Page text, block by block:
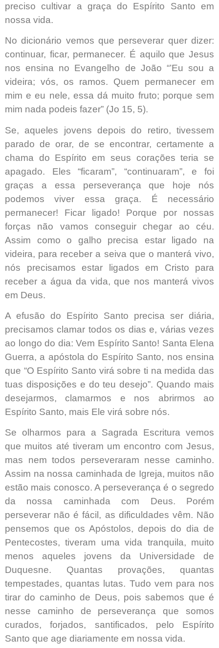
preciso cultivar a graça do Espírito Santo em
nossa vida.
No dicionário vemos que perseverar quer dizer:
continuar, ficar, permanecer. É aquilo que Jesus
nos ensina no Evangelho de João “’Eu sou a
videira; vós, os ramos. Quem permanecer em
mim e eu nele, essa dá muito fruto; porque sem
mim nada podeis fazer” (Jo 15, 5).
Se, aqueles jovens depois do retiro, tivessem
parado de orar, de se encontrar, certamente a
chama do Espírito em seus corações teria se
apagado. Eles “ficaram”, “continuaram”, e foi
graças a essa perseverança que hoje nós
podemos viver essa graça. É necessário
permanecer! Ficar ligado! Porque por nossas
forças não vamos conseguir chegar ao céu.
Assim como o galho precisa estar ligado na
videira, para receber a seiva que o manterá vivo,
nós precisamos estar ligados em Cristo para
receber a água da vida, que nos manterá vivos
em Deus.
A efusão do Espírito Santo precisa ser diária,
precisamos clamar todos os dias e, várias vezes
ao longo do dia: Vem Espírito Santo! Santa Elena
Guerra, a apóstola do Espírito Santo, nos ensina
que “O Espírito Santo virá sobre ti na medida das
tuas disposições e do teu desejo”. Quando mais
desejarmos, clamarmos e nos abrirmos ao
Espírito Santo, mais Ele virá sobre nós.
Se olharmos para a Sagrada Escritura vemos
que muitos até tiveram um encontro com Jesus,
mas nem todos perseveraram nesse caminho.
Assim na nossa caminhada de Igreja, muitos não
estão mais conosco. A perseverança é o segredo
da nossa caminhada com Deus. Porém
perseverar não é fácil, as dificuldades vêm. Não
pensemos que os Apóstolos, depois do dia de
Pentecostes, tiveram uma vida tranquila, muito
menos aqueles jovens da Universidade de
Duquesne. Quantas provações, quantas
tempestades, quantas lutas. Tudo vem para nos
tirar do caminho de Deus, pois sabemos que é
nesse caminho de perseverança que somos
curados, forjados, santificados, pelo Espírito
Santo que age diariamente em nossa vida.